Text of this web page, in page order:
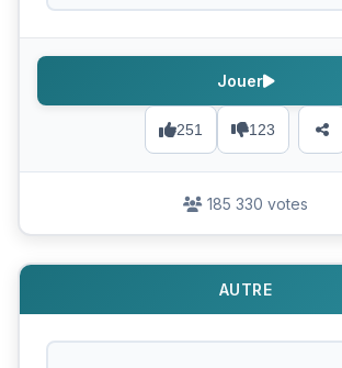
251 123
Jouer
185 330 votes
AUTRE